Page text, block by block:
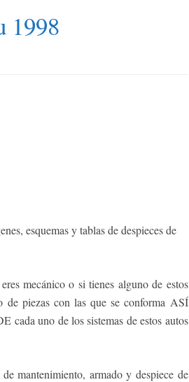
1998
esquemas y tablasde despieces de
mecánico o si tienes alguno de estos
de piezas con las que se conforma ASÍ
uno de los sistemas de estos autos
mantenimiento, armado y despiece de